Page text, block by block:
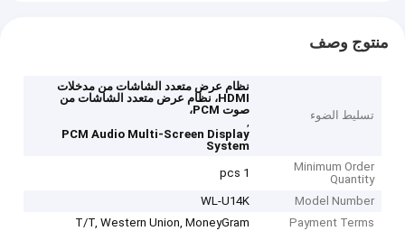
منتوج وصف
تسليط الضوء
نظام عرض متعدد الشاشات من مدخلات
HDMI، نظام عرض متعدد الشاشات من
صوت PCM،
,
PCM Audio Multi-Screen Display
System
Minimum Order
Quantity
1 pcs
Model Number
WL-U14K
Payment Terms
T/T, Western Union, MoneyGram